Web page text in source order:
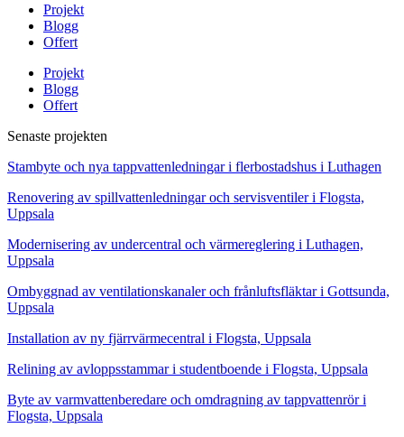
Projekt
Blogg
Offert
Projekt
Blogg
Offert
Senaste projekten
Stambyte och nya tappvattenledningar i flerbostadshus i Luthagen
Renovering av spillvattenledningar och servisventiler i Flogsta,
Uppsala
Modernisering av undercentral och värmereglering i Luthagen,
Uppsala
Ombyggnad av ventilationskanaler och frånluftsfläktar i Gottsunda,
Uppsala
Installation av ny fjärrvärmecentral i Flogsta, Uppsala
Relining av avloppsstammar i studentboende i Flogsta, Uppsala
Byte av varmvattenberedare och omdragning av tappvattenrör i
Flogsta, Uppsala